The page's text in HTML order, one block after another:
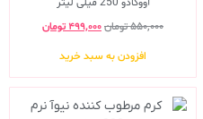
آووکادو 250 میلی لیتر
۵۵۰,۰۰۰تومان۴۹۹,۰۰۰تومان
افزودن به سبد خرید